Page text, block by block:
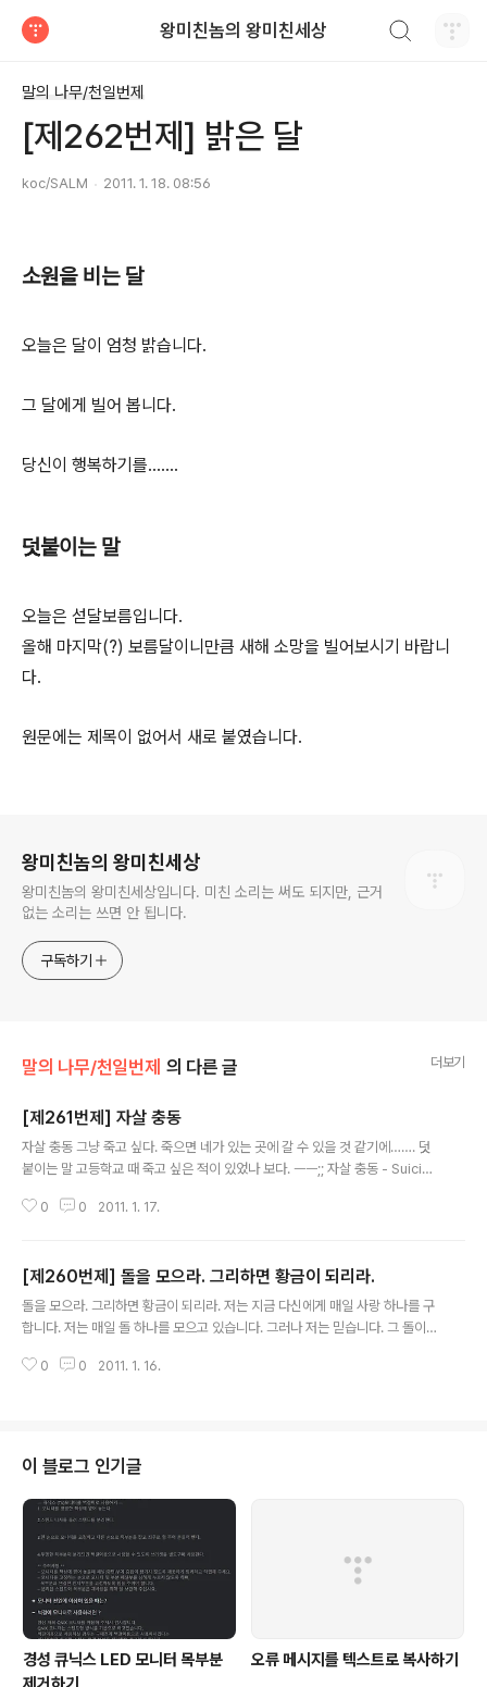
왕미친놈의 왕미친세상
말의 나무/천일번제
[제262번제] 밝은 달
koc/SALM 2011. 1. 18. 08:56
소원을 비는 달
오늘은 달이 엄청 밝습니다.
그 달에게 빌어 봅니다.
당신이 행복하기를…….
덧붙이는 말
오늘은 섣달보름입니다.
올해 마지막(?) 보름달이니만큼 새해 소망을 빌어보시기 바랍니
다.
원문에는 제목이 없어서 새로 붙였습니다.
왕미친놈의 왕미친세상
왕미친놈의 왕미친세상입니다. 미친 소리는 써도 되지만, 근거
없는 소리는 쓰면 안 됩니다.
구독하기
말의 나무/천일번제 의 다른 글 더보기
[제261번제] 자살 충동
자살 충동 그냥 죽고 싶다. 죽으면 네가 있는 곳에 갈 수 있을 것 같기에……. 덧
붙이는 말 고등학교 때 죽고 싶은 적이 있었나 보다. ㅡㅡ;; 자살 충동 - Suicida
0 0 2011. 1. 17.
[제260번제] 돌을 모으라. 그리하면 황금이 되리라.
돌을 모으라. 그리하면 황금이 되리라. 저는 지금 다신에게 매일 사랑 하나를 구
합니다. 저는 매일 돌 하나를 모으고 있습니다. 그러나 저는 믿습니다. 그 돌이
것은 알겠는데, 나머지는 모르겠다. 흑흑~! 내가 써놓고 알 수가 없다니!
0 0 2011. 1. 16.
이 블로그 인기글
경성 큐닉스 LED 모니터 목부분
오류 메시지를 텍스트로 복사하기